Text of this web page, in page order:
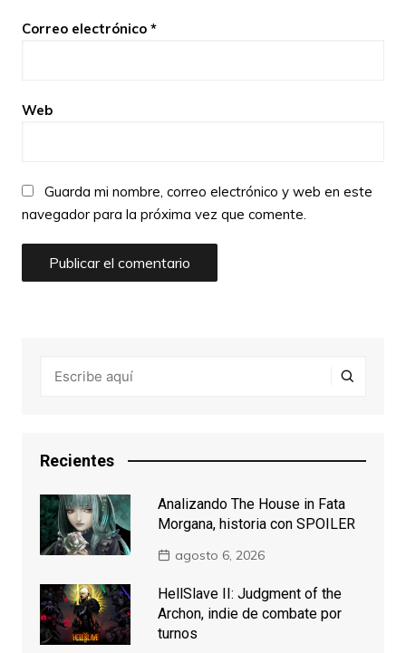
Correo electrónico *
Web
Guarda mi nombre, correo electrónico y web en este
navegador para la próxima vez que comente.
Recientes
Analizando The House in Fata
Morgana, historia con SPOILER
agosto 6, 2026
HellSlave II: Judgment of the
Archon, indie de combate por
turnos